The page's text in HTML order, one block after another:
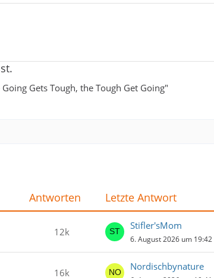
Gets Tough, the Tough Get Going"
Antworten
Letzte Antwort
12k
Stifler'sMom
6. August 2026 um 19:42
16k
Nordischbynature